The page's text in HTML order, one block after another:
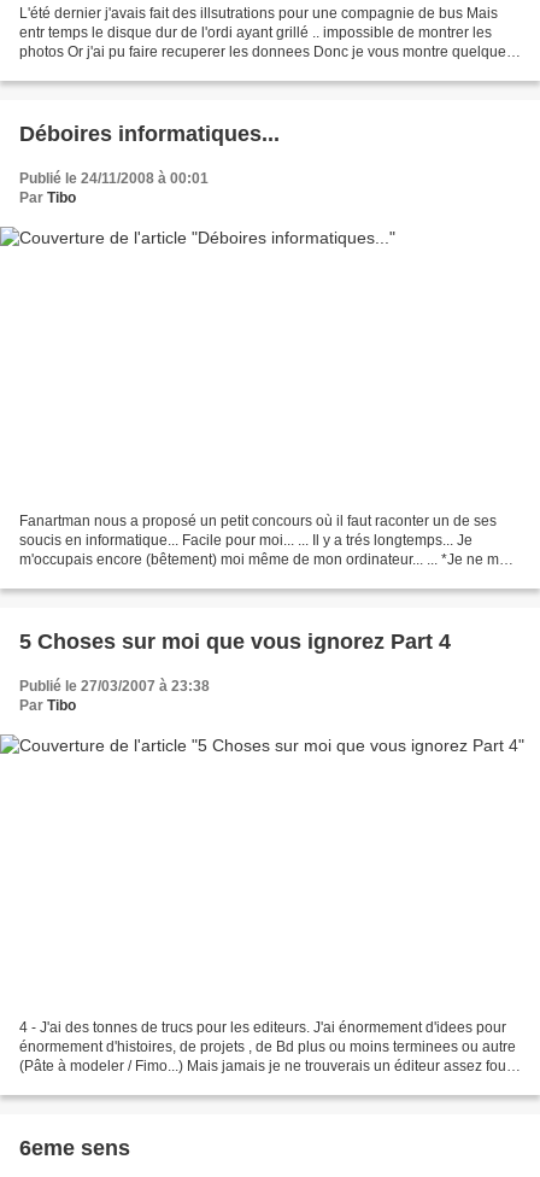
L'été dernier j'avais fait des illsutrations pour une compagnie de bus Mais
entr temps le disque dur de l'ordi ayant grillé .. impossible de montrer les
photos Or j'ai pu faire recuperer les donnees Donc je vous montre quelque
Déboires informatiques...
Publié le 24/11/2008 à 00:01
Par Tibo
Fanartman nous a proposé un petit concours où il faut raconter un de ses
soucis en informatique... Facile pour moi... ... Il y a trés longtemps... Je
m'occupais encore (bêtement) moi même de mon ordinateur... ... *Je ne me
5 Choses sur moi que vous ignorez Part 4
Publié le 27/03/2007 à 23:38
Par Tibo
4 - J'ai des tonnes de trucs pour les editeurs. J'ai énormement d'idees pour
énormement d'histoires, de projets , de Bd plus ou moins terminees ou autre
(Pâte à modeler / Fimo...) Mais jamais je ne trouverais un éditeur assez fou
6eme sens